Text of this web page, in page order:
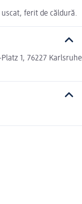
ferit de căldură.
1, 76227 Karlsruhe